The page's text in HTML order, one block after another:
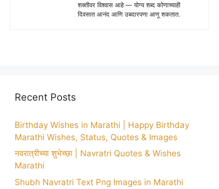
शक्तीवर विश्वास आहे — योग्य शब्द कोणाच्याही
दिवसात आनंद आणि उबदारपणा आणू शकतात.
Recent Posts
Birthday Wishes in Marathi | Happy Birthday
Marathi Wishes, Status, Quotes & Images
नवरात्रीच्या शुभेच्छा | Navratri Quotes & Wishes
Marathi
Shubh Navratri Text Png Images in Marathi